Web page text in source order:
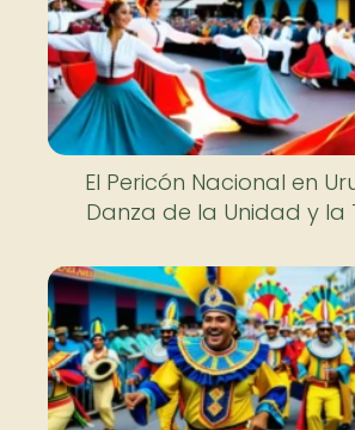
El Pericón Nacional en
Danza de la Unidad y la